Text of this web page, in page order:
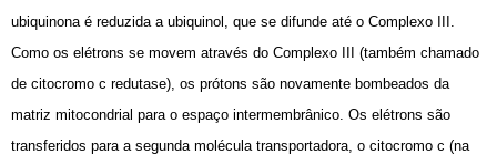
ubiquinona é reduzida a ubiquinol, que se difunde até o Complexo III.
Como os elétrons se movem através do Complexo III (também chamado
de citocromo c redutase), os prótons são novamente bombeados da
matriz mitocondrial para o espaço intermembrânico. Os elétrons são
transferidos para a segunda molécula transportadora, o citocromo c (na